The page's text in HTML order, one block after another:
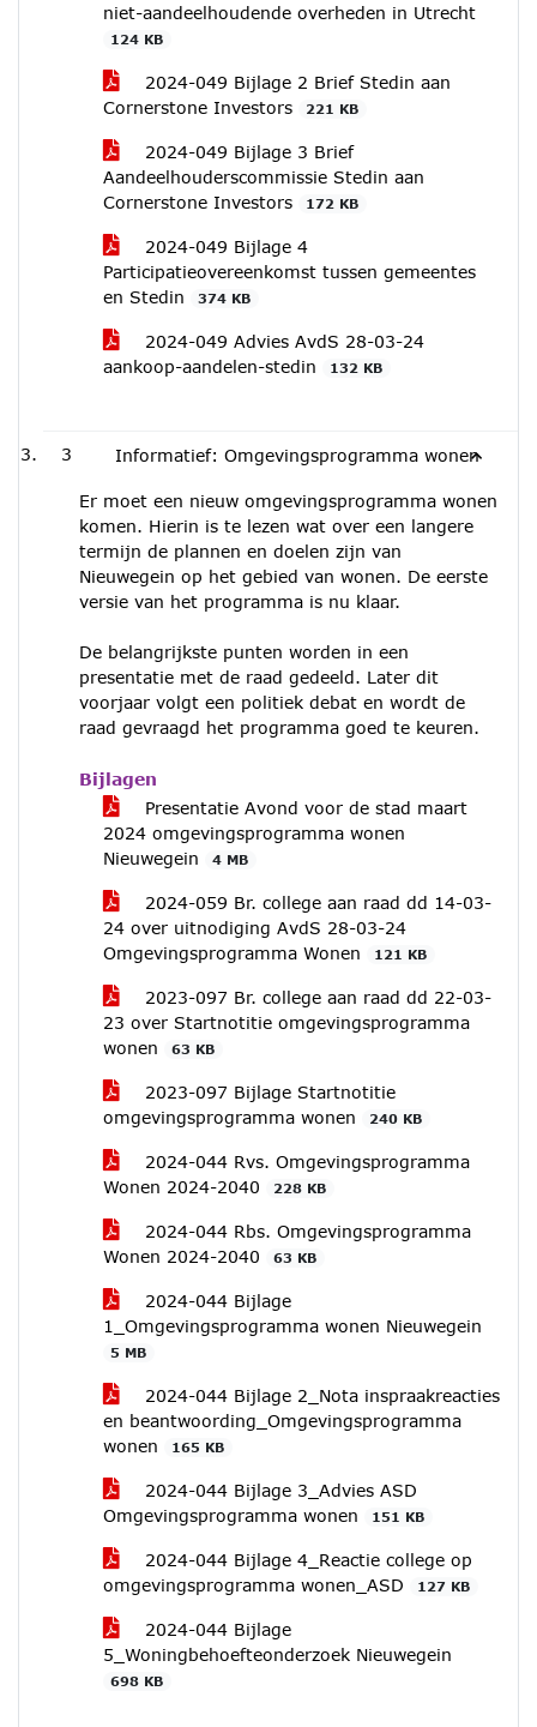
niet-aandeelhoudende overheden in Utrecht
124 KB
2024-049 Bijlage 2 Brief Stedin aan
Cornerstone Investors
221 KB
2024-049 Bijlage 3 Brief
Aandeelhouderscommissie Stedin aan
Cornerstone Investors
172 KB
2024-049 Bijlage 4
Participatieovereenkomst tussen gemeentes
en Stedin
374 KB
2024-049 Advies AvdS 28-03-24
aankoop-aandelen-stedin
132 KB
3 Informatief: Omgevingsprogramma wonen
Er moet een nieuw omgevingsprogramma wonen
komen. Hierin is te lezen wat over een langere
termijn de plannen en doelen zijn van
Nieuwegein op het gebied van wonen. De eerste
versie van het programma is nu klaar.
De belangrijkste punten worden in een
presentatie met de raad gedeeld. Later dit
voorjaar volgt een politiek debat en wordt de
raad gevraagd het programma goed te keuren.
Bijlagen
Presentatie Avond voor de stad maart
2024 omgevingsprogramma wonen
Nieuwegein
4 MB
2024-059 Br. college aan raad dd 14-03-
24 over uitnodiging AvdS 28-03-24
Omgevingsprogramma Wonen
121 KB
2023-097 Br. college aan raad dd 22-03-
23 over Startnotitie omgevingsprogramma
wonen
63 KB
2023-097 Bijlage Startnotitie
omgevingsprogramma wonen
240 KB
2024-044 Rvs. Omgevingsprogramma
Wonen 2024-2040
228 KB
2024-044 Rbs. Omgevingsprogramma
Wonen 2024-2040
63 KB
2024-044 Bijlage
1_Omgevingsprogramma wonen Nieuwegein
5 MB
2024-044 Bijlage 2_Nota inspraakreacties
en beantwoording_Omgevingsprogramma
wonen
165 KB
2024-044 Bijlage 3_Advies ASD
Omgevingsprogramma wonen
151 KB
2024-044 Bijlage 4_Reactie college op
omgevingsprogramma wonen_ASD
127 KB
2024-044 Bijlage
5_Woningbehoefteonderzoek Nieuwegein
698 KB